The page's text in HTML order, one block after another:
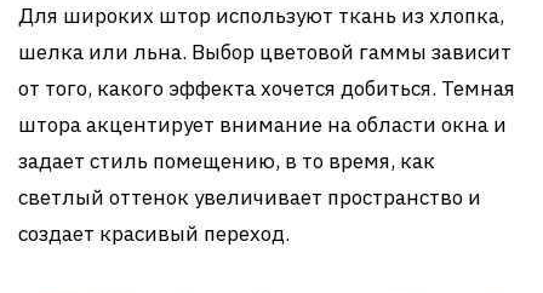
Для широких штор используют ткань из хлопка,
шелка или льна. Выбор цветовой гаммы зависит
от того, какого эффекта хочется добиться. Темная
штора акцентирует внимание на области окна и
задает стиль помещению, в то время, как
светлый оттенок увеличивает пространство и
создает красивый переход.